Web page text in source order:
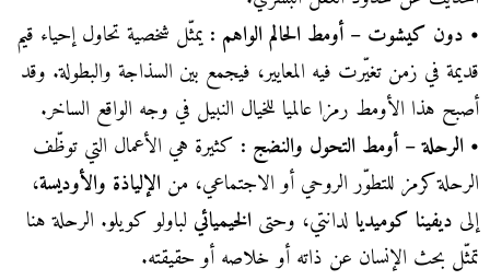
• دون كيشوت – أومط الحالم الواهم :يمثّل شخصية تحاول إحياء قيم
قديمة في زمن تغيّرت فيه المعايير، فيجمع بين السذاجة والبطولة. وقد
أصبح هذا الأومط رمزا عالميا للخيال النبيل في وجه الواقع الساخر.
• الرحلة – أومط التحول والنضج : كثيرة هي الأعمال التي توظّف
الرحلة كرمز للتطوّر الروحي أو الاجتماعي، من الإلياذة والأوديسة،
إلى ديفينا كوميديالدانتي، وحتى الخيميائيلباولو كويلو. الرحلة هنا
تمثّل بحث الإنسان عن ذاته أو خلاصه أو حقيقته.